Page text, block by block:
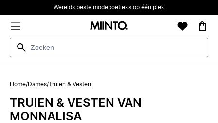
Werelds beste modeboetieks op één plek
Home/Dames/Truien & Vesten
TRUIEN & VESTEN VAN
MONNALISA